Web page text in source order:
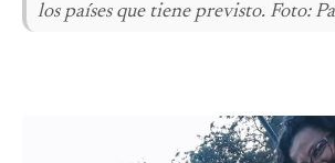
los países que tiene previsto. Foto: